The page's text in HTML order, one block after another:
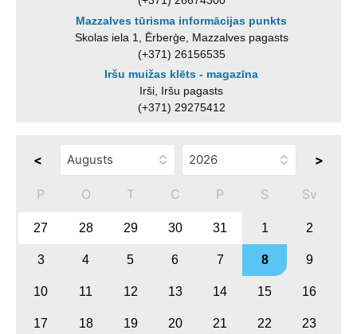
Mazzalves tūrisma informācijas punkts
Skolas iela 1, Ērberģe, Mazzalves pagasts
(+371) 26156535
Iršu muižas klēts - magazīna
Irši, Iršu pagasts
(+371) 29275412
< >
P O T C P S Sv
27 28 29 30 31 1 2
3 4 5 6 7 8 9
10 11 12 13 14 15 16
17 18 19 20 21 22 23